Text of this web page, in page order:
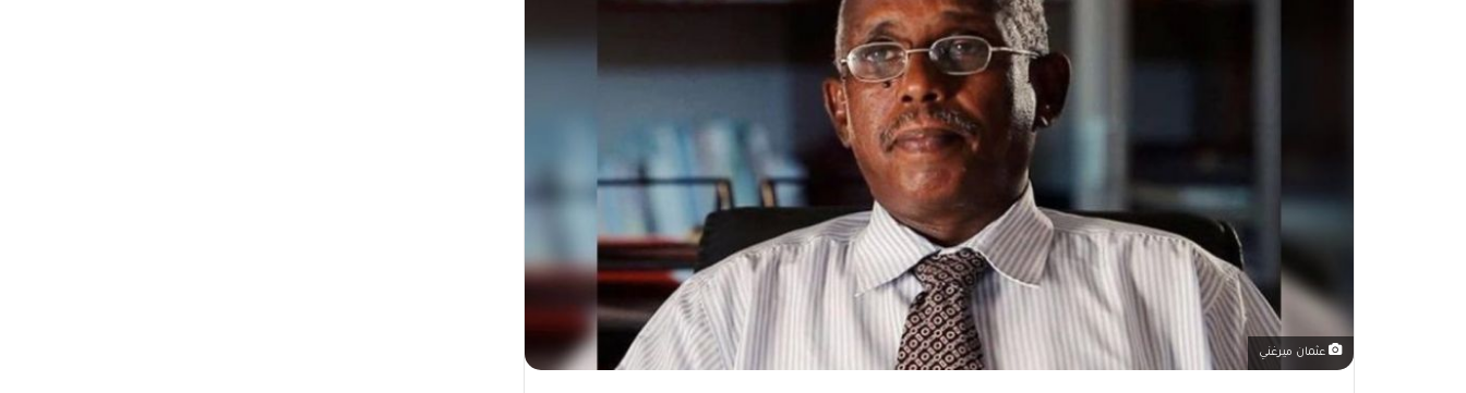
عثمان ميرغني